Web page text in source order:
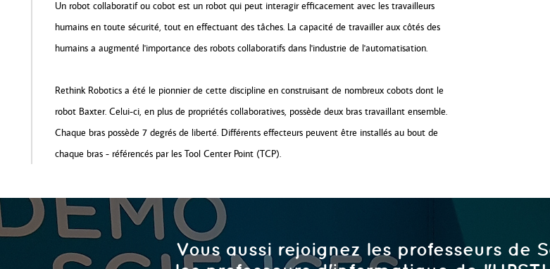
Un robot collaboratif ou cobot est un robot qui peut interagir efficacement avec les travailleurs
humains en toute sécurité, tout en effectuant des tâches. La capacité de travailler aux côtés des
humains a augmenté l'importance des robots collaboratifs dans l'industrie de l'automatisation.
Rethink Robotics a été le pionnier de cette discipline en construisant de nombreux cobots dont le
robot Baxter. Celui-ci, en plus de propriétés collaboratives, possède deux bras travaillant ensemble.
Chaque bras possède 7 degrés de liberté. Différents effecteurs peuvent être installés au bout de
chaque bras - référencés par les Tool Center Point (TCP).
Vous aussi rejoignez les professeurs de